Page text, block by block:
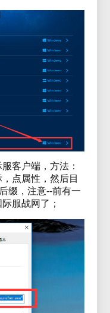
客户端，方法：
点属性，然后目
缀，注意--前有一
服战网了；